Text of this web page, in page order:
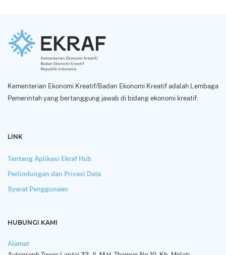
Kementerian Ekonomi Kreatif/Badan Ekonomi Kreatif adalah Lembaga
Pemerintah yang bertanggung jawab di bidang ekonomi kreatif.
LINK
Tentang Aplikasi Ekraf Hub
Perlindungan dan Privasi Data
Syarat Penggunaan
HUBUNGI KAMI
Alamat